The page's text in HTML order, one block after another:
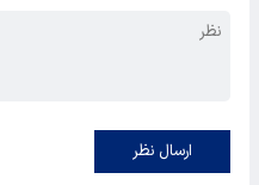
ارسال نظر